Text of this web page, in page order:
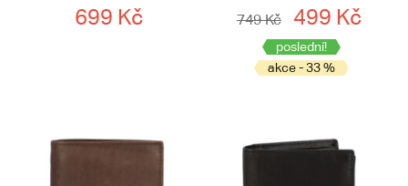
699 Kč
749 Kč
499 Kč
poslední!
akce - 33 %